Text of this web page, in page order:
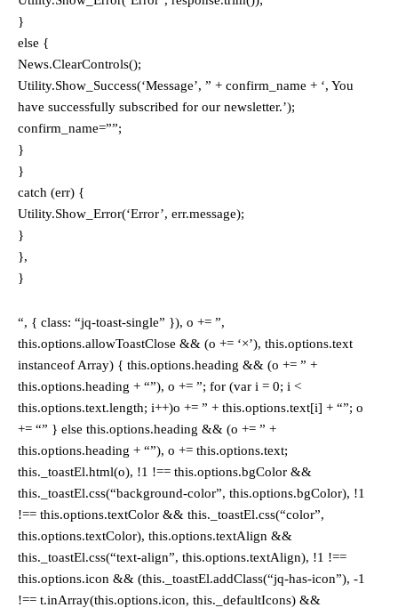
}
else {
News.ClearControls();
Utility.Show_Success(‘Message’, ” + confirm_name + ‘, You
have successfully subscribed for our newsletter.’);
confirm_name=””;
}
}
catch (err) {
Utility.Show_Error(‘Error’, err.message);
}
},
}
“, { class: “jq-toast-single” }), o += ”,
this.options.allowToastClose && (o += ‘×’), this.options.text
instanceof Array) { this.options.heading && (o += ” +
this.options.heading + “”), o += ”; for (var i = 0; i <
this.options.text.length; i++)o += ” + this.options.text[i] + “”; o
+= “” } else this.options.heading && (o += ” +
this.options.heading + “”), o += this.options.text;
this._toastEl.html(o), !1 !== this.options.bgColor &&
this._toastEl.css(“background-color”, this.options.bgColor), !1
!== this.options.textColor && this._toastEl.css(“color”,
this.options.textColor), this.options.textAlign &&
this._toastEl.css(“text-align”, this.options.textAlign), !1 !==
this.options.icon && (this._toastEl.addClass(“jq-has-icon”), -1
!== t.inArray(this.options.icon, this._defaultIcons) &&